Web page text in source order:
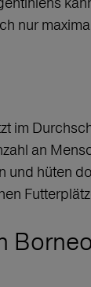
nur
im
an
hüten
Borneo